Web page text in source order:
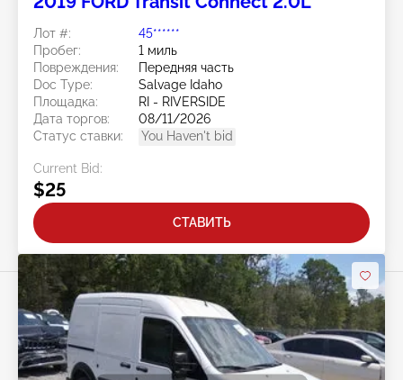
Лот #:
45******
Пробег:
1 миль
Повреждения:
Передняя часть
Doc Type:
Salvage Idaho
Площадка:
RI - RIVERSIDE
Дата торгов:
08/11/2026
Статус ставки:
You Haven't bid
Current Bid:
$25
СТАВИТЬ